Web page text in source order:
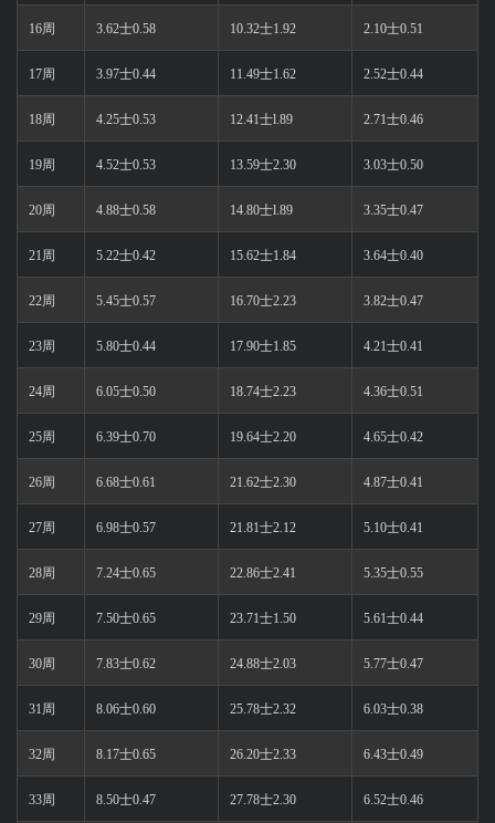
16周 3.62士0.58 10.32士1.92 2.10士0.51
17周 3.97士0.44 11.49士1.62 2.52士0.44
18周 4.25士0.53 12.41士l.89 2.71士0.46
19周 4.52士0.53 13.59士2.30 3.03士0.50
20周 4.88士0.58 14.80士l.89 3.35士0.47
21周 5.22士0.42 15.62士1.84 3.64士0.40
22周 5.45士0.57 16.70士2.23 3.82士0.47
23周 5.80士0.44 17.90士1.85 4.21士0.41
24周 6.05士0.50 18.74士2.23 4.36士0.51
25周 6.39士0.70 19.64士2.20 4.65士0.42
26周 6.68士0.61 21.62士2.30 4.87士0.41
27周 6.98士0.57 21.81士2.12 5.10士0.41
28周 7.24士0.65 22.86士2.41 5.35士0.55
29周 7.50士0.65 23.71士1.50 5.61士0.44
30周 7.83士0.62 24.88士2.03 5.77士0.47
31周 8.06士0.60 25.78士2.32 6.03士0.38
32周 8.17士0.65 26.20士2.33 6.43士0.49
33周 8.50士0.47 27.78士2.30 6.52士0.46